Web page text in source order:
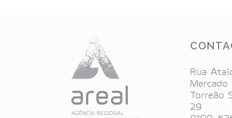
Rua
Mercado
Torreão
29